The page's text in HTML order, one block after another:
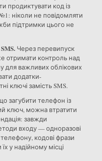
продиктувати код із
ніколи не повідомляти
підтримки цього не
Через перевипуск
отримати контроль над
важливих облікових
додатки-
ключі замість SMS.
загубити телефон із
ключ, можна втратити
завжди
входу — одноразові
кодові фрази
у надійному місці